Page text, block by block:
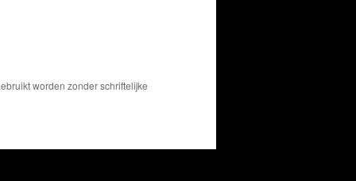
worden zonder schriftelijke